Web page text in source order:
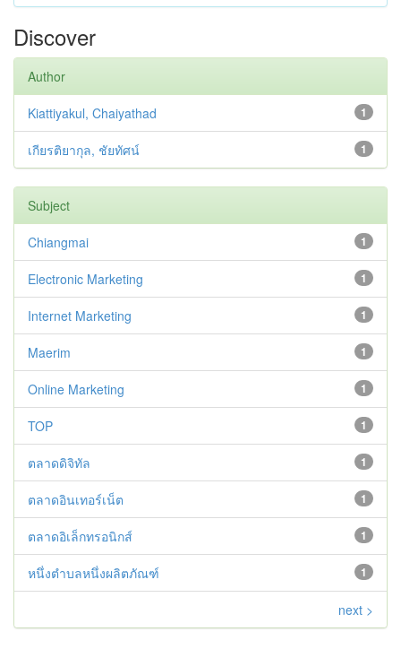
Discover
Author
1
Kiattiyakul, Chaiyathad
1
เกียรติยากุล, ชัยทัศน์
Subject
1
Chiangmai
1
Electronic Marketing
1
Internet Marketing
1
Maerim
1
Online Marketing
1
TOP
1
ตลาดดิจิทัล
1
ตลาดอินเทอร์เน็ต
1
ตลาดอิเล็กทรอนิกส์
1
หนึ่งตำบลหนึ่งผลิตภัณฑ์
next >